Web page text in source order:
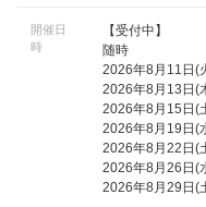
開催日
時
【受付中】
随時
2026年8月11日(
2026年8月13日(
2026年8月15日(
2026年8月19日(
2026年8月22日(
2026年8月26日(
2026年8月29日(